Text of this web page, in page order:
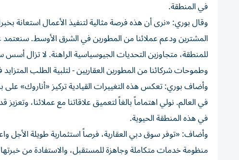
في المنطقة.
وقال بوري: «نرى أن هذه فرصة مثالية لتنفيذ الأعمال استعانة
المشترين ودعم عملائنا من المطورين في الشرق الأوسط. سنعتمد
للمنطقة، متجاوزين التحديات الجيوسياسية الراهنة. لا تزال
وطموحات شركائنا من المطورين العقاريين - لتلبية الطلب
وأضاف بوري: تعكس هذه التغييرات القيادية تركيز «أناروك» على
في العالم. نولي اهتماماً بالغاً لتعميق علاقاتنا مع عملائنا، وتعزيز
في هذه المنطقة الحيوية.
وأضاف: «توفر سوق دبي العقارية، فرصاً استثمارية طويلة الأجل
منظومة خدمات متكاملة وجاهزة للمستقبل، والاستفادة من